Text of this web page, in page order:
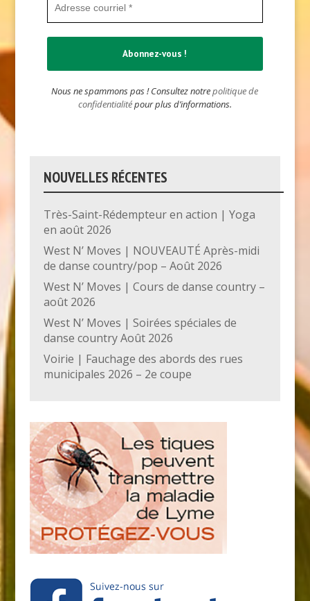
Nous ne spammons pas ! Consultez notrepolitique de
confidentialitépour plus d’informations.
NOUVELLES RÉCENTES
Très-Saint-Rédempteur en action | Yoga
en août 2026
West N’ Moves | NOUVEAUTÉ Après-midi
de danse country/pop – Août 2026
West N’ Moves | Cours de danse country –
août 2026
West N’ Moves | Soirées spéciales de
danse country Août 2026
Voirie | Fauchage des abords des rues
municipales 2026 – 2e coupe